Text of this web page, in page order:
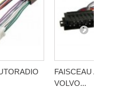
FAISCEAU
VOLVO...